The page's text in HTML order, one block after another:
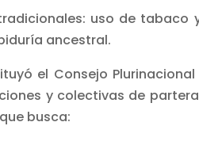
uso de
ancestral.
el Consejo
y colectivas de
busca: